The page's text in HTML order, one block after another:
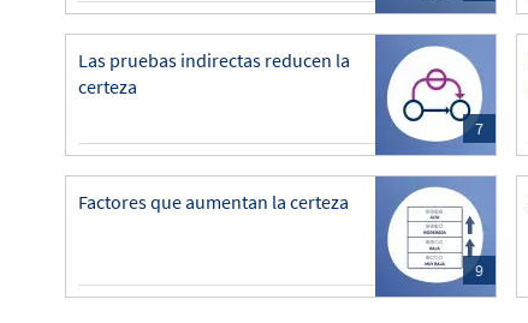
Las pruebas indirectas reducen la
certeza
7
Factores que aumentan la certeza
9